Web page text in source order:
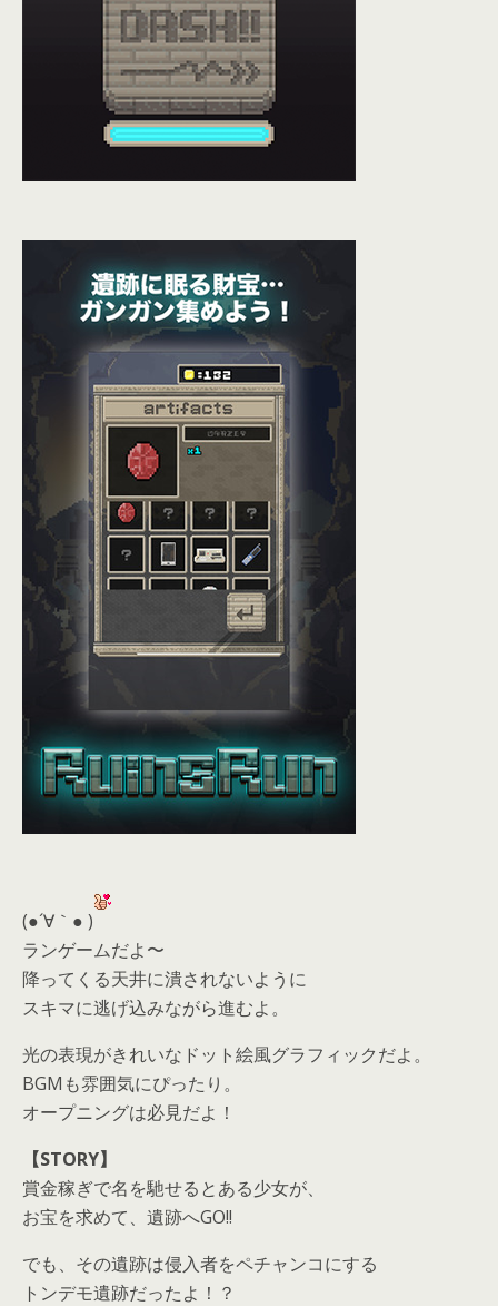
(●´∀｀● )
ランゲームだよ〜
降ってくる天井に潰されないように
スキマに逃げ込みながら進むよ。
光の表現がきれいなドット絵風グラフィックだよ。
BGMも雰囲気にぴったり。
オープニングは必見だよ！
【STORY】
賞金稼ぎで名を馳せるとある少女が、
お宝を求めて、遺跡へGO!!
でも、その遺跡は侵入者をペチャンコにする
トンデモ遺跡だったよ！？